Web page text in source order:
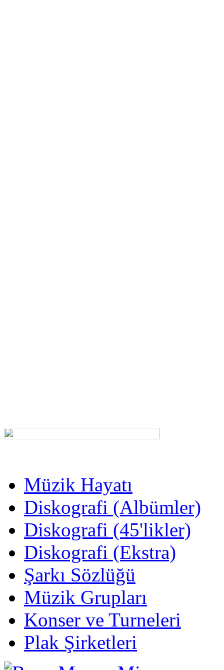
Müzik Hayatı
Diskografi (Albümler)
Diskografi (45'likler)
Diskografi (Ekstra)
Şarkı Sözlüğü
Müzik Grupları
Konser ve Turneleri
Plak Şirketleri